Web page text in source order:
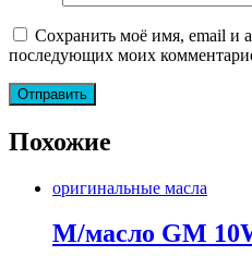
Сохранить моё имя, email и
последующих моих
Похожие
оригинальные масла
М/масло GM